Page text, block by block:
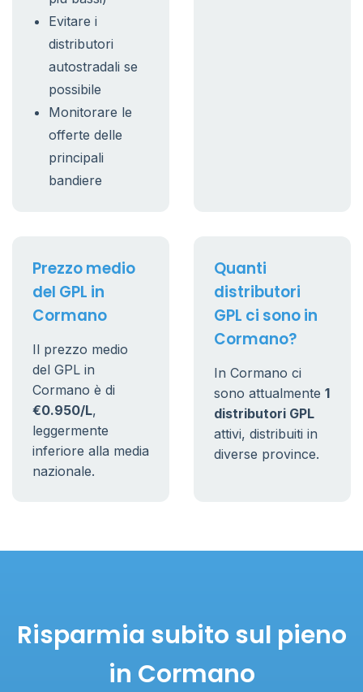
Evitare i
distributori
autostradali se
possibile
Monitorare le
offerte delle
principali
bandiere
Prezzo medio
del GPL in
Cormano
Il prezzo medio
del GPL in
Cormano è di
€0.950/L,
leggermente
inferiore alla media
nazionale.
Quanti
distributori
GPL ci sono in
Cormano?
In Cormano ci
sono attualmente 1
distributori GPL
attivi, distribuiti in
diverse province.
Risparmia subito sul pieno
in Cormano